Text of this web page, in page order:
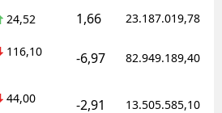
24,52 1,66 23.187.019,78
116,10 -6,97 82.949.189,40
44,00 -2,91 13.505.585,10